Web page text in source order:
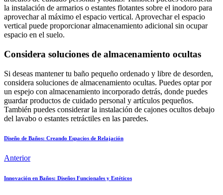
la instalación de armarios o estantes flotantes sobre el inodoro para
aprovechar al máximo el espacio vertical. Aprovechar el espacio
vertical puede proporcionar almacenamiento adicional sin ocupar
espacio en el suelo.
Considera soluciones de almacenamiento ocultas
Si deseas mantener tu baño pequeño ordenado y libre de desorden,
considera soluciones de almacenamiento ocultas. Puedes optar por
un espejo con almacenamiento incorporado detrás, donde puedes
guardar productos de cuidado personal y artículos pequeños.
También puedes considerar la instalación de cajones ocultos debajo
del lavabo o estantes retráctiles en las paredes.
Diseño de Baños: Creando Espacios de Relajación
Anterior
Innovación en Baños: Diseños Funcionales y Estéticos